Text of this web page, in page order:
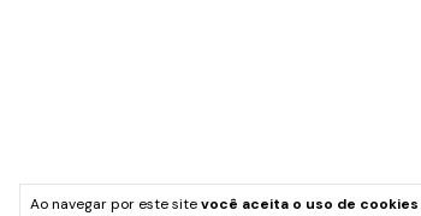
Ao navegar por este sitevocê aceita o uso de cookies